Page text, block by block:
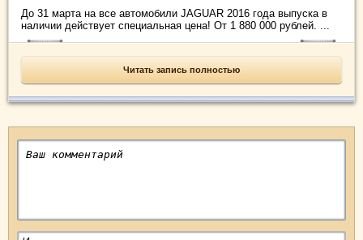
До 31 марта на все автомобили JAGUAR 2016 года выпуска в
наличии действует специальная цена! От 1 880 000 рублей. ...
Читать запись полностью